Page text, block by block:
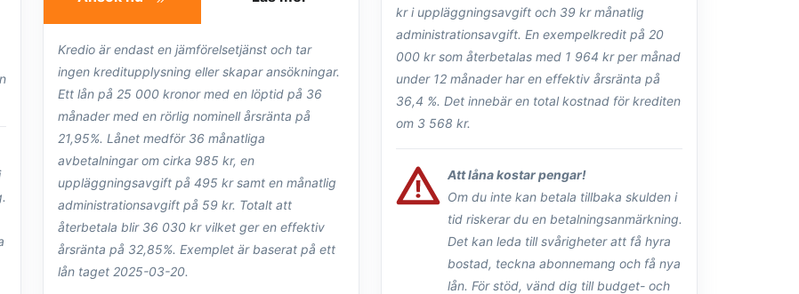
Kredio är endast en jämförelsetjänst och tar
ingen kreditupplysning eller skapar ansökningar.
Ett lån på 25 000 kronor med en löptid på 36
månader med en rörlig nominell årsränta på
21,95%. Lånet medför 36 månatliga
avbetalningar om cirka 985 kr, en
uppläggningsavgift på 495 kr samt en månatlig
administrationsavgift på 59 kr. Totalt att
återbetala blir 36 030 kr vilket ger en effektiv
årsränta på 32,85%. Exemplet är baserat på ett
lån taget 2025-03-20.
kr i uppläggningsavgift och 39 kr månatlig
administrationsavgift. En exempelkredit på 20
000 kr som återbetalas med 1 964 kr per månad
under 12 månader har en effektiv årsränta på
36,4 %. Det innebär en total kostnad för krediten
om 3 568 kr.
Att låna kostar pengar!
Om du inte kan betala tillbaka skulden i
tid riskerar du en betalningsanmärkning.
Det kan leda till svårigheter att få hyra
bostad, teckna abonnemang och få nya
lån. För stöd, vänd dig till budget- och